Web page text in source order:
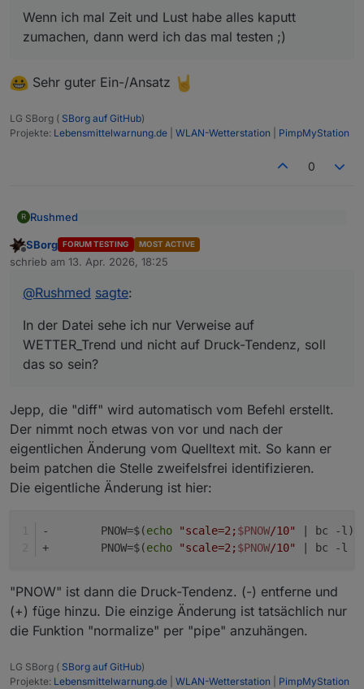
selbst nutze keine Auth oder HTTPS).
Zumindest hat sich die Authentifizierung
geändert und es ist nicht mehr direkt
zu übergeben. Der Browser setzt das
etwas anders um.
Anstelle von
funktionieren.
Wenn ich mal Zeit und Lust habe alles kaputt
zumachen, dann werd ich das mal testen ;)
Sehr guter Ein-/Ansatz
LG SBorg ( SBorg auf GitHub)
Projekte: Lebensmittelwarnung.de WLAN-Wetterstation PimpMyStation
0
R Rushmed
patch.diff runterladen und ins
In der Datei sehe ich nur Verweise auf
das so sein?
Offline
SBorg FORUM TESTING MOST ACTIVE
schrieb am 13. Apr. 2026, 18:25
zuletzt editiert von
@Rushmed sagte:
In der Datei sehe ich nur Verweise auf
WETTER_Trend und nicht auf Druck-Tendenz, soll
das so sein?
Jepp, die "diff" wird automatisch vom Befehl erstellt.
Der nimmt noch etwas von vor und nach der
eigentlichen Änderung vom Quelltext mit. So kann er
beim patchen die Stelle zweifelsfrei identifizieren.
Die eigentliche Änderung ist hier:
-	 PNOW=$(echo "scale=2; $PNOW/10"
| bc -l)
+	 PNOW=$(echo "scale=2; $PNOW/10" | bc -l |
"PNOW" ist dann die Druck-Tendenz. (-) entferne und
(+) füge hinzu. Die einzige Änderung ist tatsächlich nur
die Funktion "normalize" per "pipe" anzuhängen.
LG SBorg ( SBorg auf GitHub)
Projekte: Lebensmittelwarnung.de WLAN-Wetterstation PimpMyStation